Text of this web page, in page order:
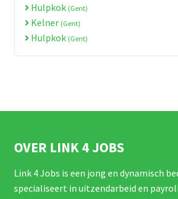
Hulpkok (Gent)
Kelner (Gent)
Hulpkok (Gent)
OVER LINK 4 JOBS
Link 4 Jobs is een jong en dynamisch
specialiseert in uitzendarbeid en